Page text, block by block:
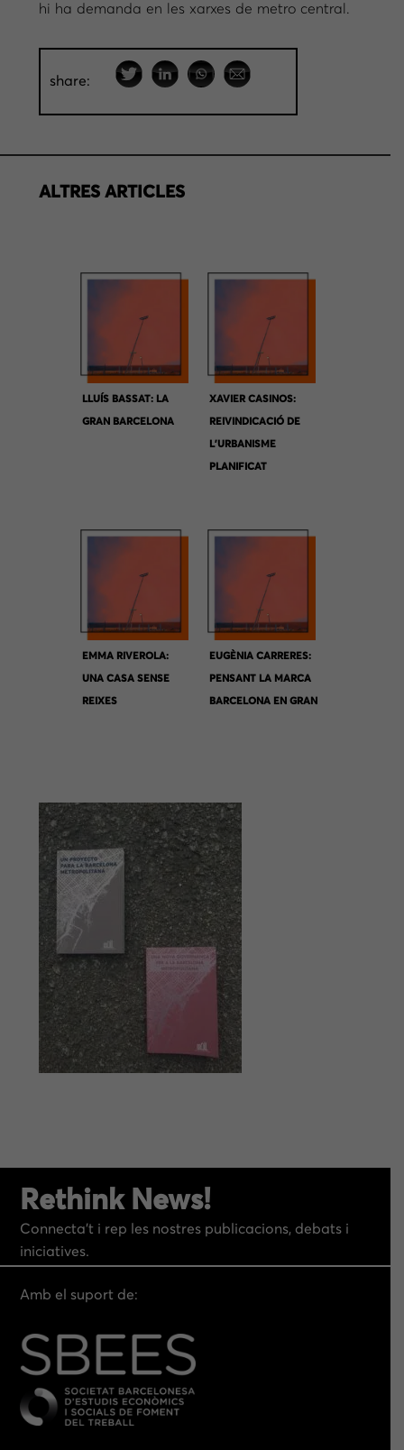
hi ha demanda en les xarxes de metro central.
share:
ALTRES ARTICLES
LLUÍS BASSAT: LA
GRAN BARCELONA
XAVIER CASINOS:
REIVINDICACIÓ DE
L’URBANISME
PLANIFICAT
EMMA RIVEROLA:
UNA CASA SENSE
REIXES
EUGÈNIA CARRERES:
PENSANT LA MARCA
BARCELONA EN GRAN
Rethink News!
Connecta’t i rep les nostres publicacions, debats i
iniciatives.
Amb el suport de: